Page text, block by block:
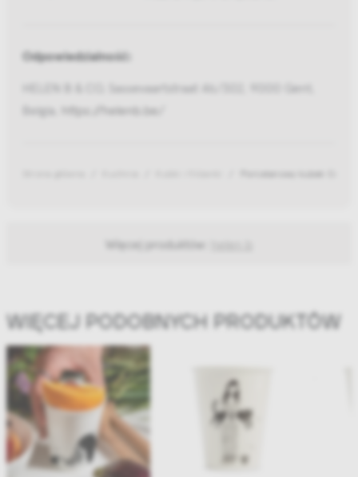
Odpowiedzialność:
HELEN B & CO, Sassevaartstraat 46/302, 9000 Gent,
Belgia,
https://helenb.be/
Porcelanowy kubek
Więcej produktów:
WIĘCEJ PODOBNYCH PRODUKTÓW